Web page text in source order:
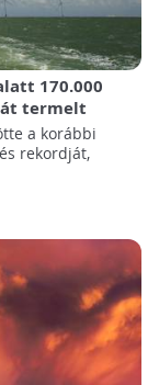
170.000
termelt
a korábbi
rekordját,